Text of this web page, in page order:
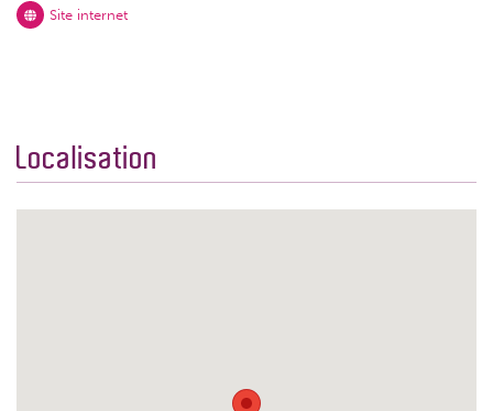
Site internet
Localisation